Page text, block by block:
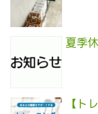
夏季
【ト